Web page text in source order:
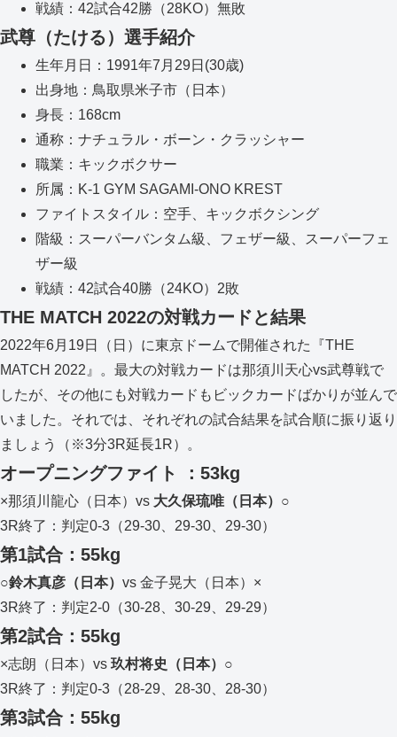
戦績：42試合42勝（28KO）無敗
武尊（たける）選手紹介
生年月日：1991年7月29日(30歳)
出身地：鳥取県米子市（日本）
身長：168cm
通称：ナチュラル・ボーン・クラッシャー
職業：キックボクサー
所属：K-1 GYM SAGAMI-ONO KREST
ファイトスタイル：空手、キックボクシング
階級：スーパーバンタム級、フェザー級、スーパーフェ
ザー級
戦績：42試合40勝（24KO）2敗
THE MATCH 2022の対戦カードと結果
2022年6月19日（日）に東京ドームで開催された『THE
MATCH 2022』。最大の対戦カードは那須川天心vs武尊戦で
したが、その他にも対戦カードもビックカードばかりが並んで
いました。それでは、それぞれの試合結果を試合順に振り返り
ましょう（※3分3R延長1R）。
オープニングファイト ：53kg
×那須川龍心（日本）vs 大久保琉唯（日本）○
3R終了：判定0-3（29-30、29-30、29-30）
第1試合：55kg
○鈴木真彦（日本） vs 金子晃大（日本）×
3R終了：判定2-0（30-28、30-29、29-29）
第2試合：55kg
×志朗（日本）vs 玖村将史（日本）○
3R終了：判定0-3（28-29、28-30、28-30）
第3試合：55kg